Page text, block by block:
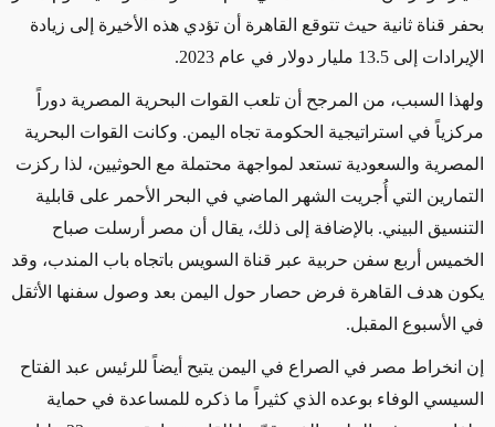
بحفر قناة ثانية حيث تتوقع القاهرة أن تؤدي هذه الأخيرة إلى زيادة
الإيرادات إلى 13.5 مليار دولار في عام 2023.
ولهذا السبب، من المرجح أن تلعب القوات البحرية المصرية دوراً
مركزياً في استراتيجية الحكومة تجاه اليمن. وكانت القوات البحرية
المصرية والسعودية تستعد لمواجهة محتملة مع الحوثيين، لذا ركزت
التمارين التي أُجريت الشهر الماضي في البحر الأحمر على قابلية
التنسيق البيني. بالإضافة إلى ذلك، يقال أن مصر أرسلت صباح
الخميس أربع سفن حربية عبر قناة السويس باتجاه باب المندب، وقد
يكون هدف القاهرة فرض حصار حول اليمن بعد وصول سفنها الأثقل
في الأسبوع المقبل.
إن انخراط مصر في الصراع في اليمن يتيح أيضاً للرئيس عبد الفتاح
السيسي الوفاء بوعده الذي كثيراً ما ذكره للمساعدة في حماية